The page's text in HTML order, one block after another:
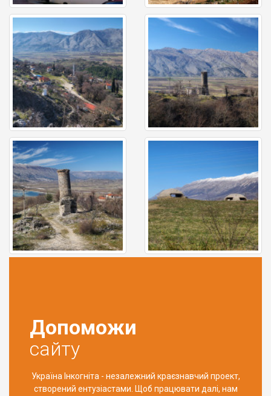
Допоможи
сайту
Україна Інкогніта - незалежний краєзнавчий проект,
створений ентузіастами. Щоб працювати далі, нам